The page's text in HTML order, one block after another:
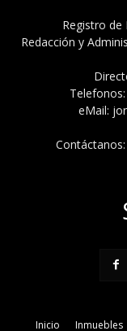
Registro de
Redacción y
eMail:
Contáctanos:
Inicio Inmuebles